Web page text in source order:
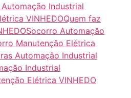
Industrial
VINHEDOQuem faz
Socorro Automação
Manutenção Elétrica
Automação Industrial
Industrial
Elétrica VINHEDO